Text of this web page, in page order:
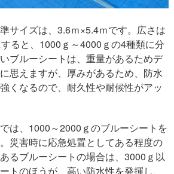
サイズは、3.6ｍ×5.4ｍです。広さは
ると、1000ｇ～4000ｇの4種類に分
ブルーシートは、重量があるためデ
思えますが、厚みがあるため、防水
くなるので、耐久性や耐候性がアッ
は、1000～2000ｇのブルーシートを
災害時に応急処置としてある程度の
るブルーシートの場合は、3000ｇ以
トのほうが、高い防水性を発揮し、